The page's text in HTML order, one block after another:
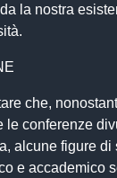
la nostra
che,
le conferenze
alcune figure di
e accademico